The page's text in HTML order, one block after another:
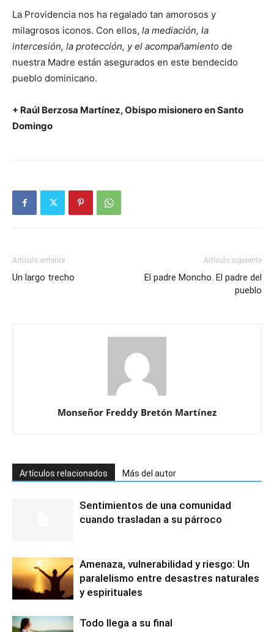
La Providencia nos ha regalado tan amorosos y
milagrosos iconos. Con ellos, la mediación, la
intercesión, la protección, y el acompañamiento de
nuestra Madre están asegurados en este bendecido
pueblo dominicano.
+ Raúl Berzosa Martínez, Obispo misionero en Santo
Domingo
Artículo anterior
Un largo trecho
Artículo siguiente
El padre Moncho. El padre del
pueblo
Monseñor Freddy Bretón Martínez
Artículos relacionados Más del autor
Sentimientos de una comunidad
cuando trasladan a su párroco
Amenaza, vulnerabilidad y riesgo: Un
paralelismo entre desastres naturales
y espirituales
Todo llega a su final